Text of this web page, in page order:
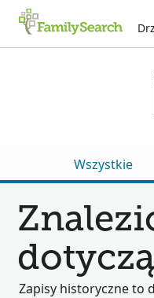
Wszystkie
Zapisy historyczne to